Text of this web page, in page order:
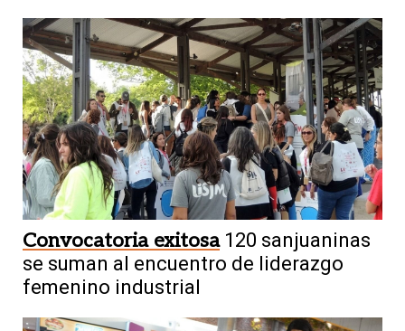
Convocatoria exitosa 120 sanjuaninas
se suman al encuentro de liderazgo
femenino industrial